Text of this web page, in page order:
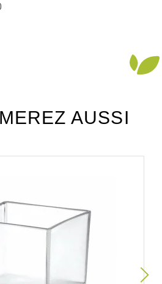
AUSSI